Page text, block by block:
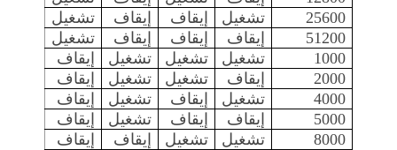
25600
تشغيل إيقاف إيقاف
تشغيل
51200
إيقاف إيقاف إيقاف
تشغيل
1000
تشغيل تشغيل تشغيل
إيقاف
2000
إيقاف تشغيل تشغيل
إيقاف
4000
تشغيل إيقاف تشغيل
إيقاف
5000
إيقاف إيقاف تشغيل
إيقاف
8000
تشغيل تشغيل إيقاف
إيقاف